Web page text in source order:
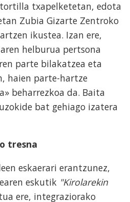
txapelketetan, edota
Zubia Gizarte Zentroko
ikustea. Izan ere,
helburua pertsona
parte bilakatzea eta
haien parte-hartze
beharrezkoa da. Baita
bat gehiago izatera
tresna
eskaerari erantzunez,
eskutik "Kirolarekin
ere, integraziorako